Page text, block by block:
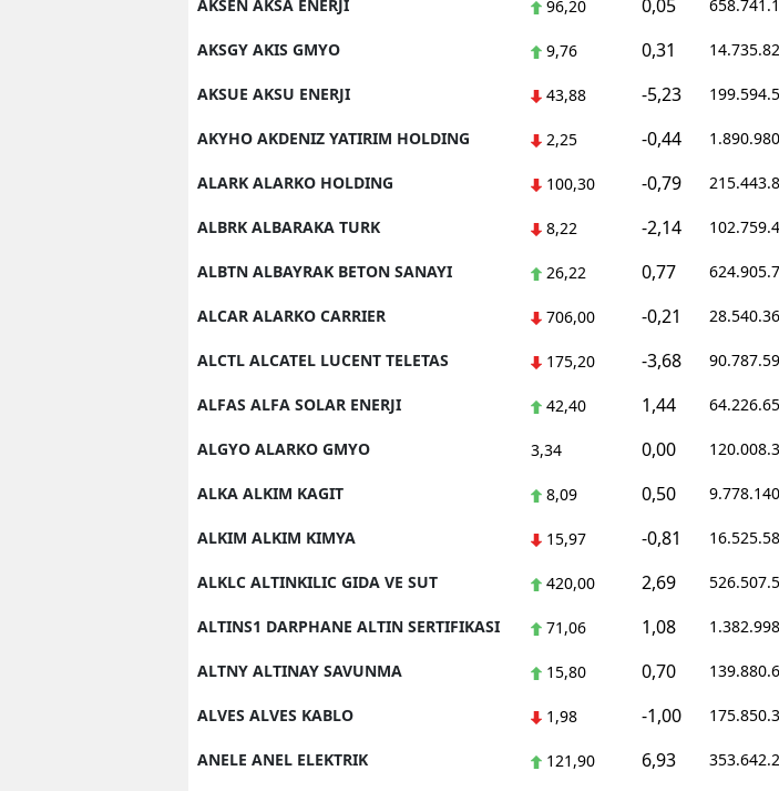
AKSEN AKSA ENERJI 96,20 0,05
AKSGY AKIS GMYO 9,76 0,31
AKSUE AKSU ENERJI 43,88 -5,23
AKYHO AKDENIZ YATIRIM HOLDING 2,25 -0,44
ALARK ALARKO HOLDING 100,30 -0,79
ALBRK ALBARAKA TURK 8,22 -2,14
ALBTN ALBAYRAK BETON SANAYI 26,22 0,77
ALCAR ALARKO CARRIER 706,00 -0,21
ALCTL ALCATEL LUCENT TELETAS 175,20 -3,68
ALFAS ALFA SOLAR ENERJI 42,40 1,44
ALGYO ALARKO GMYO 3,34 0,00
ALKA ALKIM KAGIT 8,09 0,50
ALKIM ALKIM KIMYA 15,97 -0,81
ALKLC ALTINKILIC GIDA VE SUT 420,00 2,69
ALTINS1 DARPHANE ALTIN SERTIFIKASI 71,06 1,08
ALTNY ALTINAY SAVUNMA 15,80 0,70
ALVES ALVES KABLO 1,98 -1,00
ANELE ANEL ELEKTRIK 121,90 6,93